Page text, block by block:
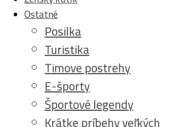
Ostatné
Posilka
Turistika
Timove postrehy
E-športy
Športové legendy
Krátke príbehy veľkých